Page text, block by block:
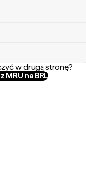
w drugą stronę?
MRU na BRL